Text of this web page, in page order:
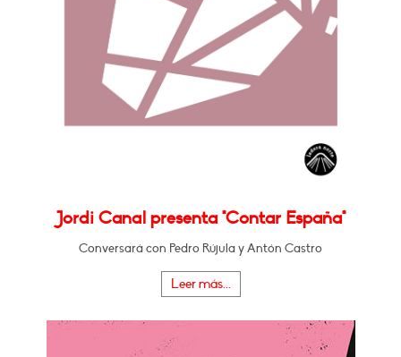
Jordi Canal presenta "Contar España"
Conversará con Pedro Rújula y Antón Castro
Leer más...